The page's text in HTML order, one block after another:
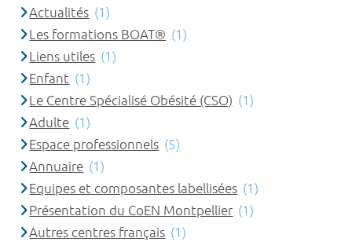
Actualités (1)
Les formations BOAT® (1)
Liens utiles (1)
Enfant (1)
Le Centre Spécialisé Obésité (CSO) (1)
Adulte (1)
Espace professionnels (5)
Annuaire (1)
Equipes et composantes labellisées (1)
Présentation du CoEN Montpellier (1)
Autres centres français (1)